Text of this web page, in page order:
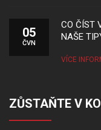
05
ČVN
CO ČÍST
NAŠE
VÍCE
ZŮSTAŇTE V